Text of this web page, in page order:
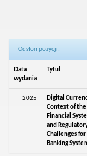
Odsłon pozycji:
Data
wydania
Tytuł
2025
Digital
Context of the
Financial
and
Challenges for
Banking